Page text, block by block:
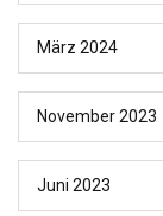
März 2024
November 2023
Juni 2023